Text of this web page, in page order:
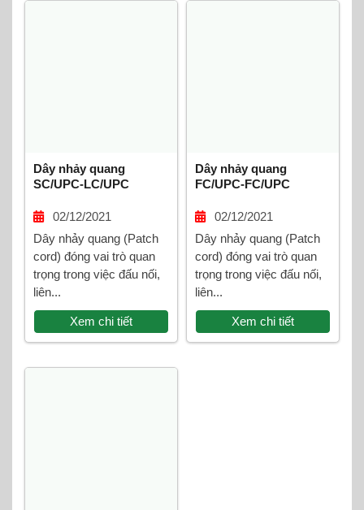
Dây nhảy quang
SC/UPC-LC/UPC
02/12/2021
Dây nhảy quang (Patch
cord) đóng vai trò quan
trọng trong việc đấu nối,
liên...
Xem chi tiết
Dây nhảy quang
FC/UPC-FC/UPC
02/12/2021
Dây nhảy quang (Patch
cord) đóng vai trò quan
trọng trong việc đấu nối,
liên...
Xem chi tiết